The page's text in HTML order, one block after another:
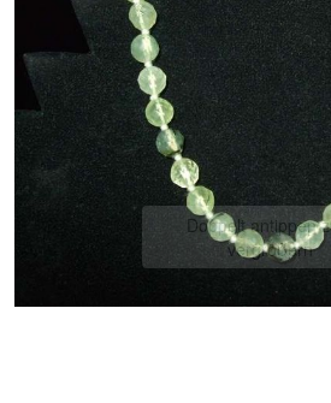
Doppelt antippen
vergrößern